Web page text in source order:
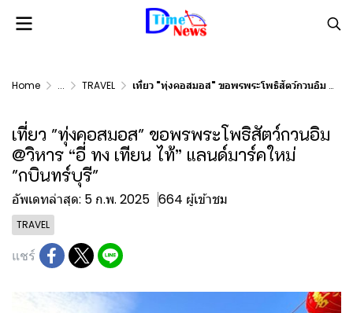
Home ... TRAVEL เที่ยว "ทุ่งคอสมอส" ขอพรพระโพธิสัตว์กวนอิม @วิหาร “อี่ ทง เทียน ไท้” แลนด์มาร์คใหม่ "กบินทร์บุรี"
เที่ยว "ทุ่งคอสมอส" ขอพรพระโพธิสัตว์กวนอิม
@วิหาร “อี่ ทง เทียน ไท้” แลนด์มาร์คใหม่
"กบินทร์บุรี"
อัพเดทล่าสุด: 5 ก.พ. 2025 664 ผู้เข้าชม
TRAVEL
แชร์